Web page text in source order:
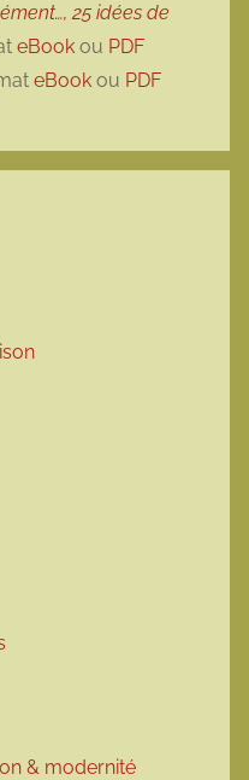
25 idées de
eBook ou PDF
eBook ou PDF
& modernité